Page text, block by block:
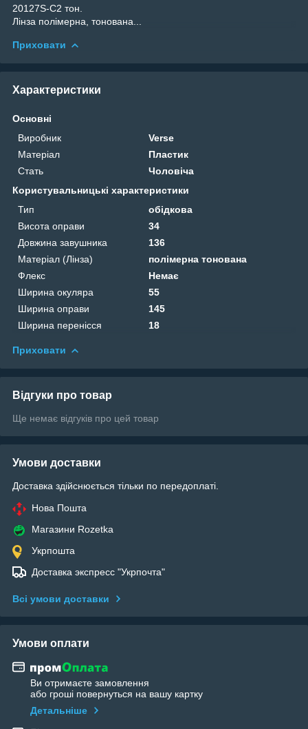
20127S-C2 тон.
Лінза полімерна, тонована...
Приховати
Характеристики
Основні
Виробник
Verse
Матеріал
Пластик
Стать
Чоловіча
Користувальницькі характеристики
Тип
обідкова
Висота оправи
34
Довжина завушника
136
Матеріал (Лінза)
полімерна тонована
Флекс
Немає
Ширина окуляра
55
Ширина оправи
145
Ширина перенісся
18
Приховати
Відгуки про товар
Ще немає відгуків про цей товар
Умови доставки
Доставка здійснюється тільки по передоплаті.
Нова Пошта
Магазини Rozetka
Укрпошта
Доставка экспресс "Укрпочта"
Всі умови доставки
Умови оплати
Ви отримаєте замовлення
або гроші повернуться на вашу картку
Детальніше